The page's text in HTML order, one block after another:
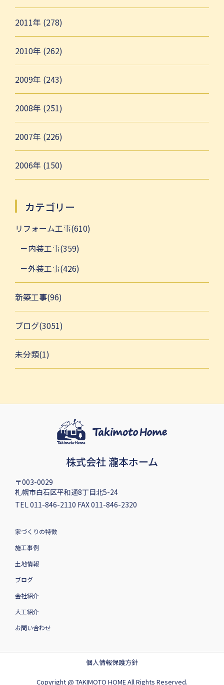
2011年 (278)
2010年 (262)
2009年 (243)
2008年 (251)
2007年 (226)
2006年 (150)
カテゴリー
リフォーム工事(610)
内装工事(359)
外装工事(426)
新築工事(96)
ブログ(3051)
未分類(1)
株式会社 瀧本ホーム
〒003-0029
札幌市白石区平和通8丁目北5-24
TEL 011-846-2110 FAX 011-846-2320
家づくりの特徴
施工事例
土地情報
ブログ
会社紹介
大工紹介
お問い合わせ
個人情報保護方針
Copyright @ TAKIMOTO HOME All Rights Reserved.